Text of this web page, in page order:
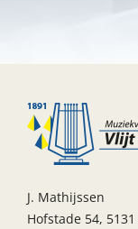
J. Mathijssen
Hofstade 54,